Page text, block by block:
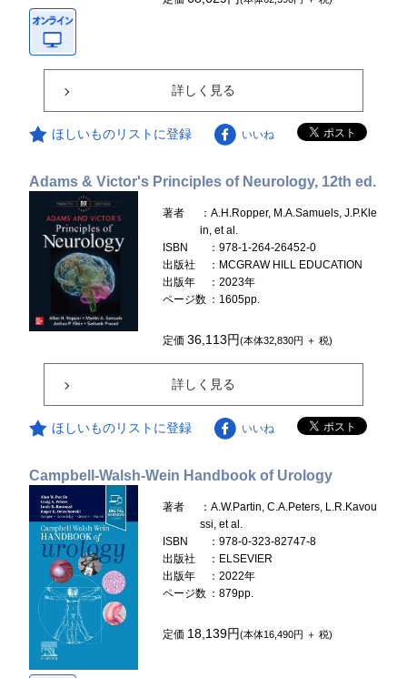
詳しく見る
ほしいものリストに登録 いいね
Adams & Victor's Principles of Neurology, 12th ed.
著者
：A.H.Ropper, M.A.Samuels, J.P.Kle
in, et al.
ISBN
：978-1-264-26452-0
出版社
：MCGRAW HILL EDUCATION
出版年
：2023年
ページ数 ：1605pp.
定価36,113円(本体32,830円 ＋ 税)
詳しく見る
ほしいものリストに登録 いいね
Campbell-Walsh-Wein Handbook of Urology
著者
：A.W.Partin, C.A.Peters, L.R.Kavou
ssi, et al.
ISBN
：978-0-323-82747-8
出版社
：ELSEVIER
出版年
：2022年
ページ数 ：879pp.
定価 18,139円(本体16,490円 ＋ 税)